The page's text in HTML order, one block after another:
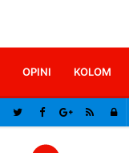
OPINI KOLOM
Log